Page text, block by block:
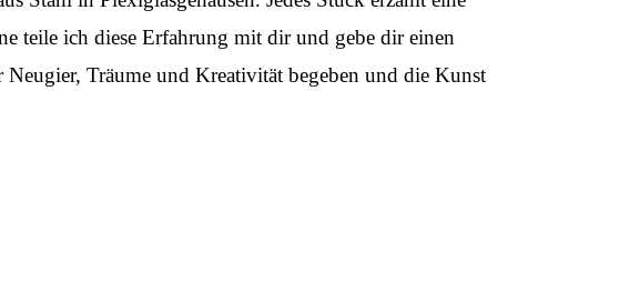
teile ich diese Erfahrung mit dir und gebe dir einen
Träume und Kreativität begeben und die Kunst